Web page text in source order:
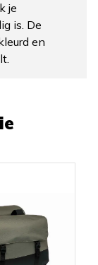
je
is. De
en